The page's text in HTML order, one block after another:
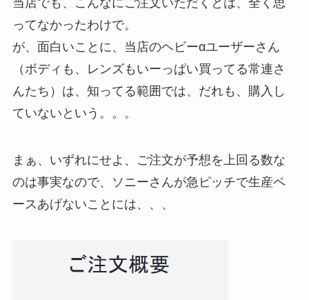
当店でも、こんなにご注文いただくとは、全く思
ってなかったわけで。
が、面白いことに、当店のヘビーαユーザーさん
（ボディも、レンズもいーっぱい買ってる常連さ
んたち）は、知ってる範囲では、だれも、購入し
ていないという。。。
まぁ、いずれにせよ、ご注文が予想を上回る数な
のは事実なので、ソニーさんが急ピッチで生産ペ
ースあげないことには、、、